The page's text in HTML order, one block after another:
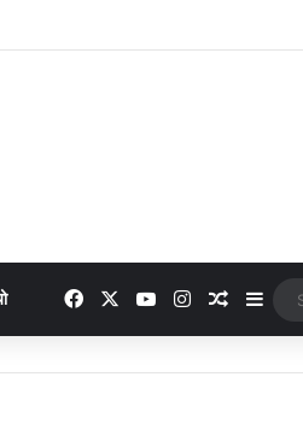
कई दमदार फीचर्स
FacebookYouTubeInstagram